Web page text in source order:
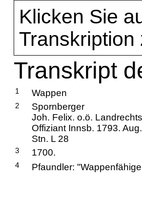
Klicken Sie
Transkription
Transkript
1 Wappen
2
Spornberger
Joh. Felix. o.ö.
Offiziant Innsb. 1793.
Stn. L 28
3 1700.
4 Pfaundler: